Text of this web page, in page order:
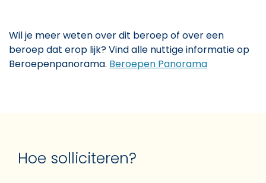
Wil je meer weten over dit beroep of over een
beroep dat erop lijk? Vind alle nuttige informatie op
Beroepenpanorama. Beroepen Panorama
Hoe solliciteren?